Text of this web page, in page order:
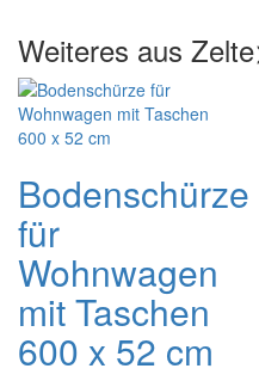
Weiteres aus
Bodenschürze
für
Wohnwagen
mit Taschen
600 x 52 cm